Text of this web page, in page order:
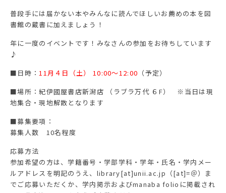
普段手には届かない本やみんなに読んでほしいお薦めの本を図
書館の蔵書に加えましょう！
年に一度のイベントです！みなさんの参加をお待ちしています
♪
■日時：11月４日（土） 10:00～12:00 （予定）
■場所：紀伊國屋書店新潟店 （ラブラ万代 ６F） ※当日は現
地集合・現地解散となります
■募集要項：
募集人数 10名程度
応募方法
参加希望の方は、学籍番号・学部学科・学年・氏名・学内メー
ルアドレスを明記のうえ、library[at]unii.ac.jp（[at]=＠）ま
でご応募いただくか、学内掲示およびmanaba folioに掲載され